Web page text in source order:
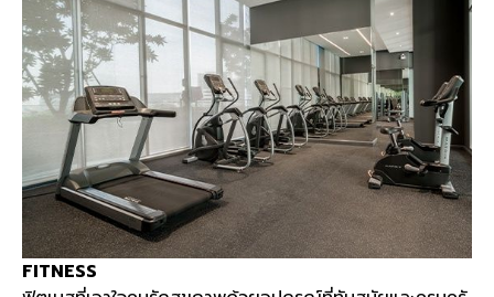
FITNESS